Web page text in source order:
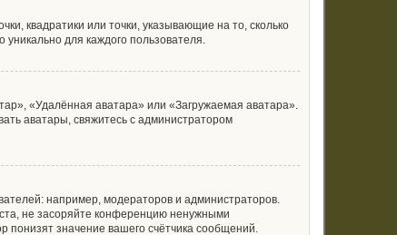
квадратики или точки, указывающие на то, сколько
для каждого пользователя.
«Удалённая аватара» или «Загружаемая аватара».
аватары, свяжитесь с администратором
например, модераторов и администраторов.
не засоряйте конференцию ненужными
понизят значение вашего счётчика сообщений.